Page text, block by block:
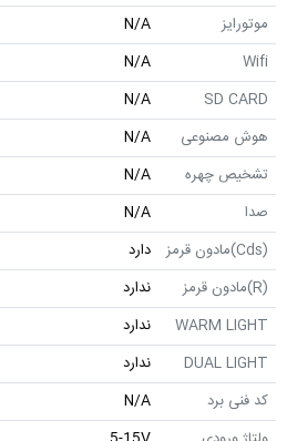
N/A
N/A
چهره
N/A
دارد
ندارد
WARM
ندارد
ندارد
N/A